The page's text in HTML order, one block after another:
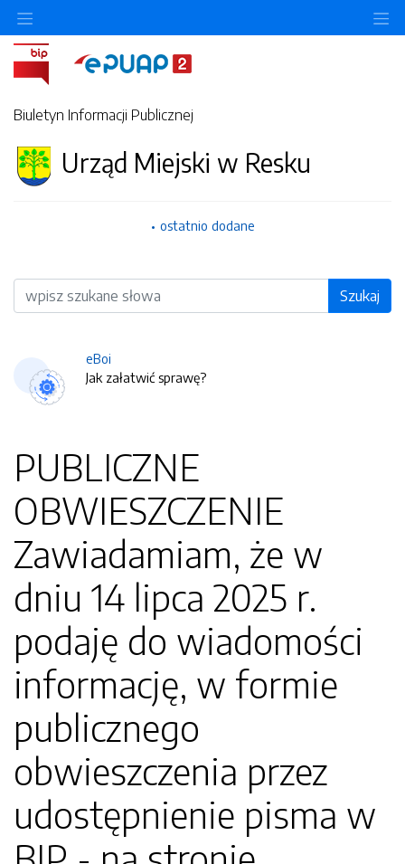
Biuletyn Informacji Publicznej
Urząd Miejski w Resku
ostatnio dodane
Wyszukiwarka Szukaj
eBoi
Jak załatwić sprawę?
PUBLICZNE
OBWIESZCZENIE
Zawiadamiam, że w
dniu 14 lipca 2025 r.
podaję do wiadomości
informację, w formie
publicznego
obwieszczenia przez
udostępnienie pisma w